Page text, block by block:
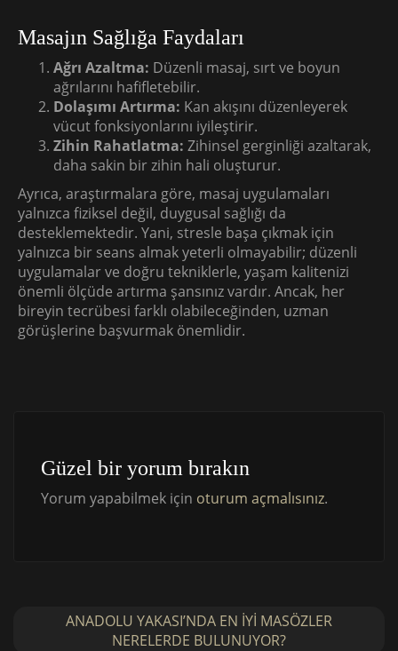
Masajın Sağlığa Faydaları
Ağrı Azaltma: Düzenli masaj, sırt ve boyun
ağrılarını hafifletebilir.
Dolaşımı Artırma: Kan akışını düzenleyerek
vücut fonksiyonlarını iyileştirir.
Zihin Rahatlatma: Zihinsel gerginliği azaltarak,
daha sakin bir zihin hali oluşturur.
Ayrıca, araştırmalara göre, masaj uygulamaları
yalnızca fiziksel değil, duygusal sağlığı da
desteklemektedir. Yani, stresle başa çıkmak için
yalnızca bir seans almak yeterli olmayabilir; düzenli
uygulamalar ve doğru tekniklerle, yaşam kalitenizi
önemli ölçüde artırma şansınız vardır. Ancak, her
bireyin tecrübesi farklı olabileceğinden, uzman
görüşlerine başvurmak önemlidir.
Güzel bir yorum bırakın
Yorum yapabilmek için oturum açmalısınız.
ANADOLU YAKASI’NDA EN İYI MASÖZLER
NERELERDE BULUNUYOR?